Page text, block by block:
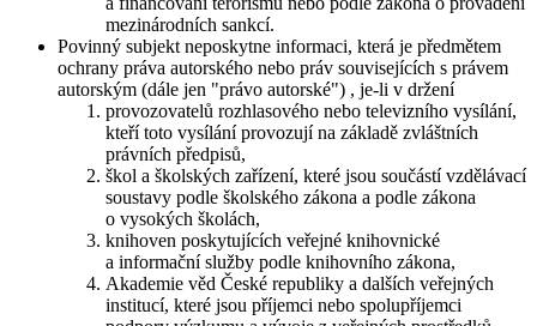
mezinárodních sankcí.
Povinný subjekt neposkytne informaci, která je předmětem
ochrany práva autorského nebo práv souvisejících s právem
autorským (dále jen "právo autorské") , je-li v držení
provozovatelů rozhlasového nebo televizního vysílání,
kteří toto vysílání provozují na základě zvláštních
právních předpisů,
škol a školských zařízení, které jsou součástí vzdělávací
soustavy podle školského zákona a podle zákona
o vysokých školách,
knihoven poskytujících veřejné knihovnické
a informační služby podle knihovního zákona,
Akademie věd České republiky a dalších veřejných
institucí, které jsou příjemci nebo spolupříjemci